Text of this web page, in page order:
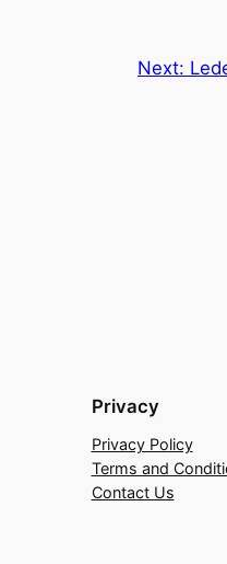
Next:
Privacy
Privacy Policy
Terms and
Contact Us